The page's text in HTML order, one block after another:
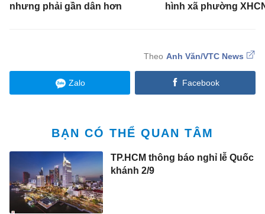
nhưng phải gần dân hơn
hình xã phường
Anh Văn/VTC News
Zalo Facebook
BẠN CÓ THỂ QUAN TÂM
TP.HCM thông báo nghỉ lễ Quốc
khánh 2/9